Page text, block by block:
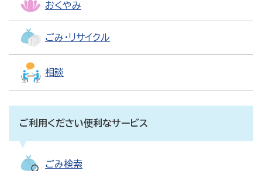
おくやみ
ごみ・リサイクル
相談
ご利用ください便利なサービス
ごみ検索